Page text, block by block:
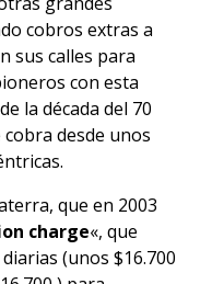
cobros extras a
sus calles para
con esta
la década del 70
desde unos
que en 2003
charge«, que
(unos $16.700